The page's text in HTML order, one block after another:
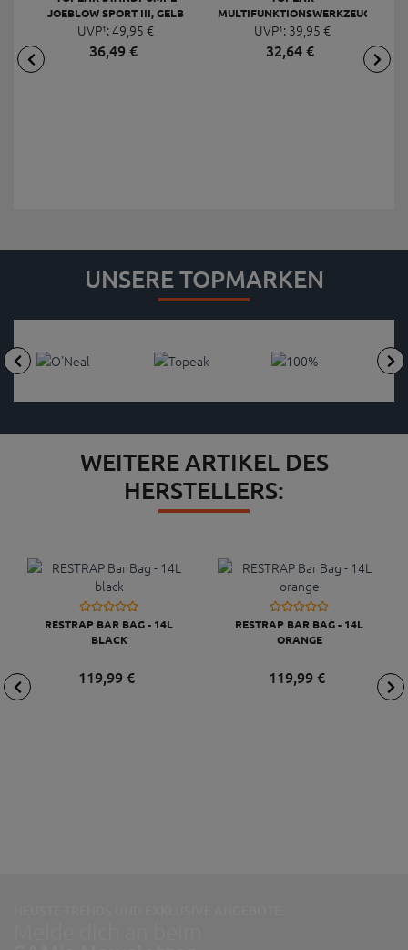
JOEBLOW SPORT III, GELB
UVP¹:49,95 €
36,49€
MULTIFUNKTIONSWERKZEUG
MINI 20 PRO
UVP¹: 39,95 €
32,64€
UNSERE TOPMARKEN
WEITERE ARTIKEL DES
HERSTELLERS:
RESTRAP BAR BAG - 14L
BLACK
119,99€
RESTRAP BAR BAG - 14L
ORANGE
119,99€